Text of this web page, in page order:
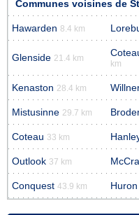
Communes voisines de
Hawarden 8.4 km
Glenside 21.4 km
km
Kenaston 28.4 km
Mistusinne 29.7 km
Coteau 33 km
Outlook 37 km
Conquest 43.9 km Huron